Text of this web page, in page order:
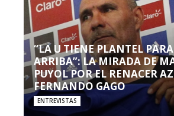
“LA U TIENE PLANTEL
ARRIBA”: LA MIRADA DE
PUYOL POR EL RENACER
FERNANDO GAGO
ENTREVISTAS